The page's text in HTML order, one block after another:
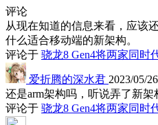
评论
从现在知道的信息来看，应该
什么适合移动端的新架构。
评论于 骁龙8 Gen4将两家同时
爱折腾的深水君 2023/05/26
还是arm架构吗，听说弄了新架
评论于 骁龙8 Gen4将两家同时